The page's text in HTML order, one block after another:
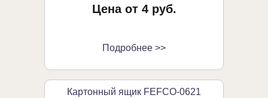
Цена от 4 руб.
Подробнее >>
Картонный ящик FEFCO-0621